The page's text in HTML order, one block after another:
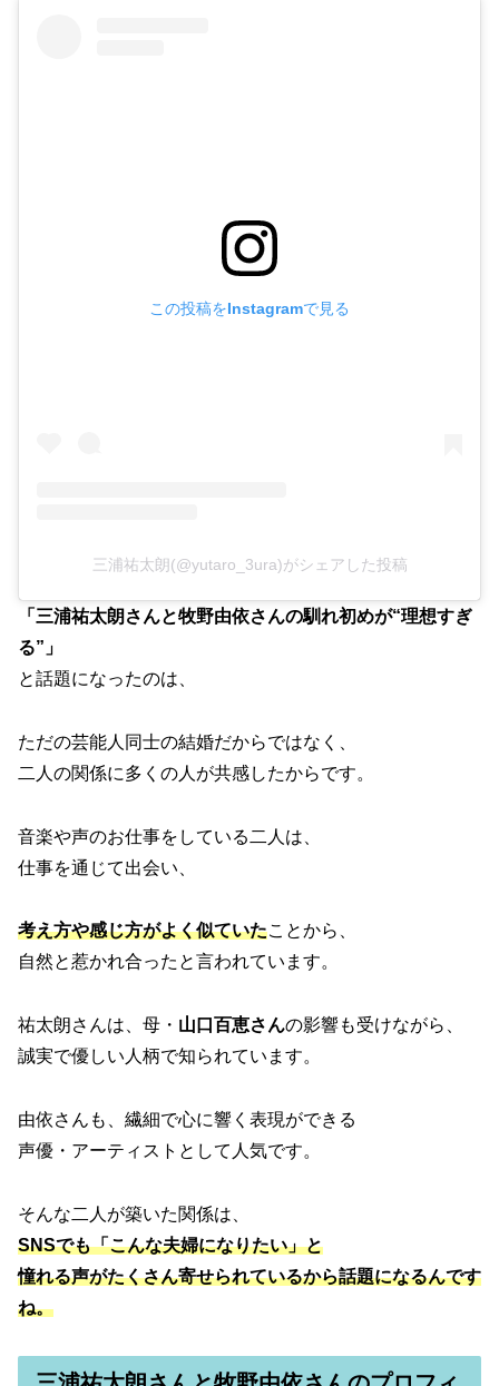
この投稿をInstagramで見る
三浦祐太朗(@yutaro_3ura)がシェアした投稿
「三浦祐太朗さんと牧野由依さんの馴れ初めが“理想すぎ
る”」
と話題になったのは、
ただの芸能人同士の結婚だからではなく、
二人の関係に多くの人が共感したからです。
音楽や声のお仕事をしている二人は、
仕事を通じて出会い、
考え方や感じ方がよく似ていたことから、
自然と惹かれ合ったと言われています。
祐太朗さんは、母・ 山口百恵さんの影響も受けながら、
誠実で優しい人柄で知られています。
由依さんも、繊細で心に響く表現ができる
声優・アーティストとして人気です。
そんな二人が築いた関係は、
SNSでも「こんな夫婦になりたい」と
憧れる声がたくさん寄せられているから話題になるんです
ね。